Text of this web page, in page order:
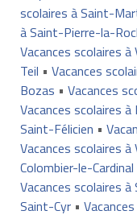
scolaires à Saint-
à Saint-Pierre-la-
Vacances scolaires à
Teil • Vacances
Bozas • Vacances
Vacances scolaires à
Saint-Félicien •
Vacances scolaires à
Colombier-le-Cardinal
Vacances scolaires à
Saint-Cyr•